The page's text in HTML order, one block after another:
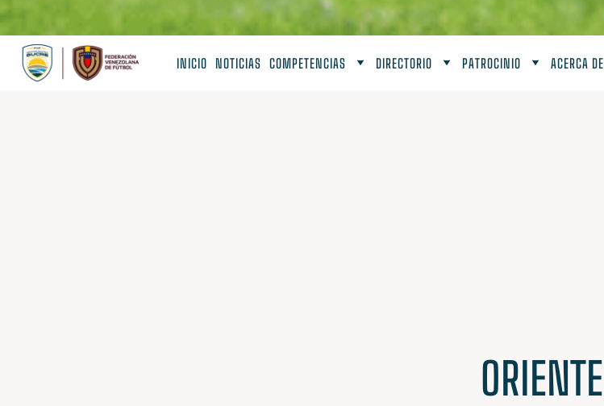
INICIO NOTICIAS COMPETENCIAS DIRECTORIO PATROCINIO ACERCA DE
ORIENTE